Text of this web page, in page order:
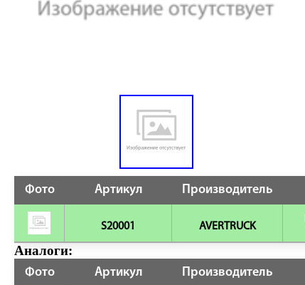
Фото Артикул Производитель
S20001 AVERTRUCK
Аналоги:
Фото Артикул Производитель